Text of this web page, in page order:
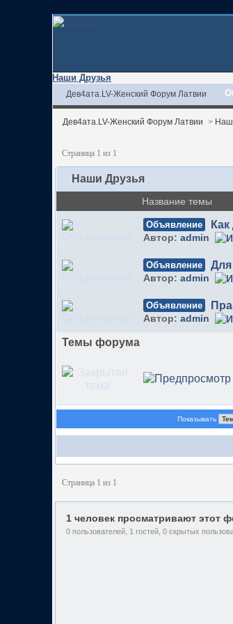
Наши Друзья
Дев4ата.LV-Женский Форум Латвии
Дев4ата.LV-Женский Форум Латвии >
Страница 1 из 1
Наши Друзья
Название темы
Объявление
Автор:admin
Объявление Для
Автор:admin
Объявление
Автор:admin
Темы форума
Показывать
Страница 1 из 1
1 человек просматривают этот
0 пользователей, 1 гостей, 0 скрытых